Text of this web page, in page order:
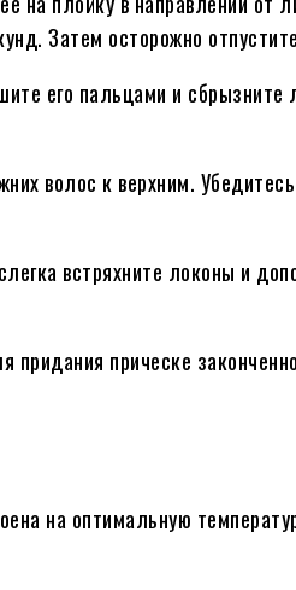
Затем осторожно
его пальцами и
волос к верхним.
встряхните локоны и
прическе
на оптимальную